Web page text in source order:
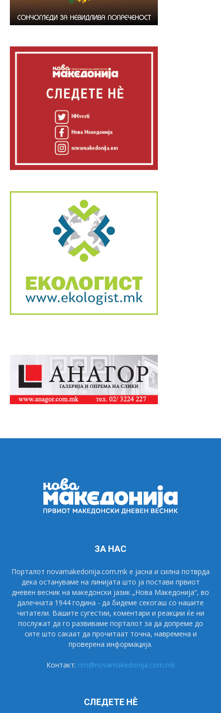
ЗА НАС
Порталот novamakedonija.com.mk е јасна и силна потврда
дека остануваме на линијата што ја постави првиот
дневен весник на македонски јазик „Нова Македонија“, во
далечната 1944 година - да бидеме секогаш со нашите
читатели. Вашите сугестии, коментари и реакции ќе ни
послужат да го развиваме порталот за да допреме до
сите што сакаат да прочитаат точна, навремена и
проверена информација.
Контакт: nm@novamakedonija.com.mk
СЛЕДЕТЕ НÈ